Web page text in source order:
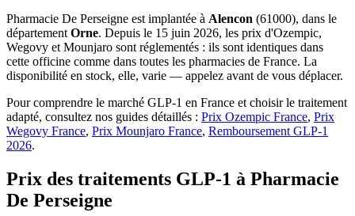
Pharmacie De Perseigne est implantée à Alencon (61000), dans le
département Orne. Depuis le 15 juin 2026, les prix d'Ozempic,
Wegovy et Mounjaro sont réglementés : ils sont identiques dans
cette officine comme dans toutes les pharmacies de France. La
disponibilité en stock, elle, varie — appelez avant de vous déplacer.
Pour comprendre le marché GLP-1 en France et choisir le traitement
adapté, consultez nos guides détaillés : Prix Ozempic France, Prix
Wegovy France, Prix Mounjaro France, Remboursement GLP-1
2026.
Prix des traitements GLP-1 à Pharmacie
De Perseigne